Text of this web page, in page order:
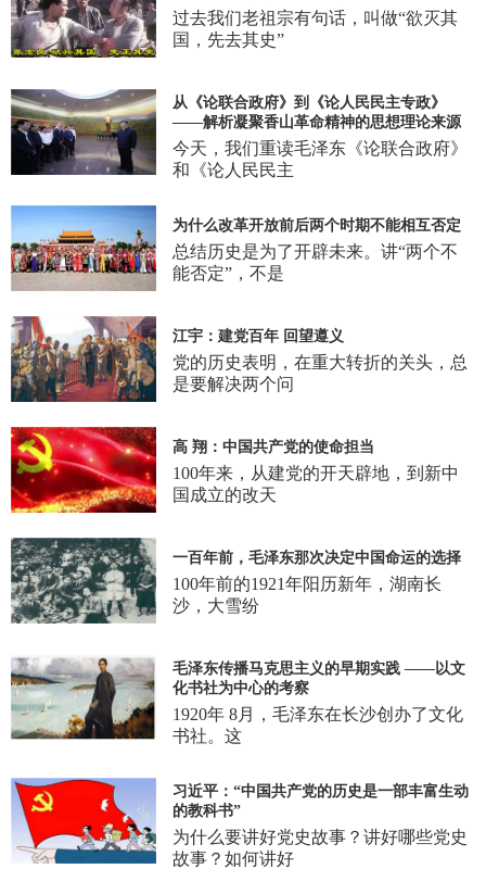
过去我们老祖宗有句话，叫做“欲灭其
国，先去其史”
从《论联合政府》到《论人民民主专政》
——解析凝聚香山革命精神的思想理论来源
今天，我们重读毛泽东《论联合政府》
和《论人民民主
为什么改革开放前后两个时期不能相互否定
总结历史是为了开辟未来。讲“两个不
能否定”，不是
江宇：建党百年 回望遵义
党的历史表明，在重大转折的关头，总
是要解决两个问
高 翔：中国共产党的使命担当
100年来，从建党的开天辟地，到新中
国成立的改天
一百年前，毛泽东那次决定中国命运的选择
100年前的1921年阳历新年，湖南长
沙，大雪纷
毛泽东传播马克思主义的早期实践 ——以文
化书社为中心的考察
1920年 8月，毛泽东在长沙创办了文化
书社。这
习近平：“中国共产党的历史是一部丰富生动
的教科书”
为什么要讲好党史故事？讲好哪些党史
故事？如何讲好